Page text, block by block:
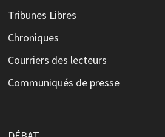
Tribunes Libres
Chroniques
Courriers des lecteurs
Communiqués de presse